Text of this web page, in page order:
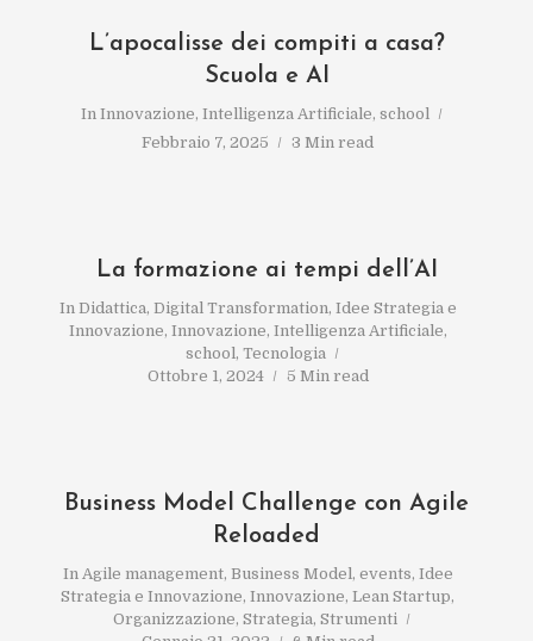
L’apocalisse dei compiti a casa?
Scuola e AI
In Innovazione, Intelligenza Artificiale, school
Febbraio 7, 2025
3 Min read
La formazione ai tempi dell’AI
In Didattica, Digital Transformation, Idee Strategia e
Innovazione, Innovazione, Intelligenza Artificiale,
school, Tecnologia
Ottobre 1, 2024
5 Min read
Business Model Challenge con Agile
Reloaded
In Agile management, Business Model, events, Idee
Strategia e Innovazione, Innovazione, Lean Startup,
Organizzazione, Strategia, Strumenti